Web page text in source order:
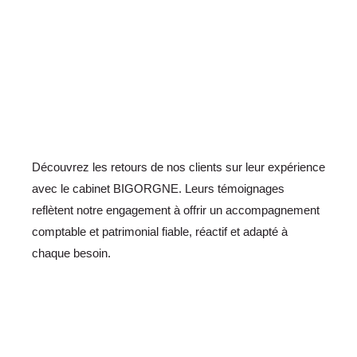
Découvrez les retours de nos clients sur leur expérience
avec le cabinet BIGORGNE. Leurs témoignages
reflètent notre engagement à offrir un accompagnement
comptable et patrimonial fiable, réactif et adapté à
chaque besoin.